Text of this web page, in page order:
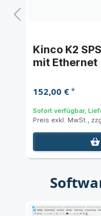
Kinco K2
mit
152,00 €*
Sofort verfügbar,
Preis exkl. MwSt.,